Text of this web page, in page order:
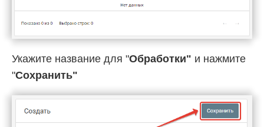
Укажите название для "Обработки" и нажмите
"Cохранить"